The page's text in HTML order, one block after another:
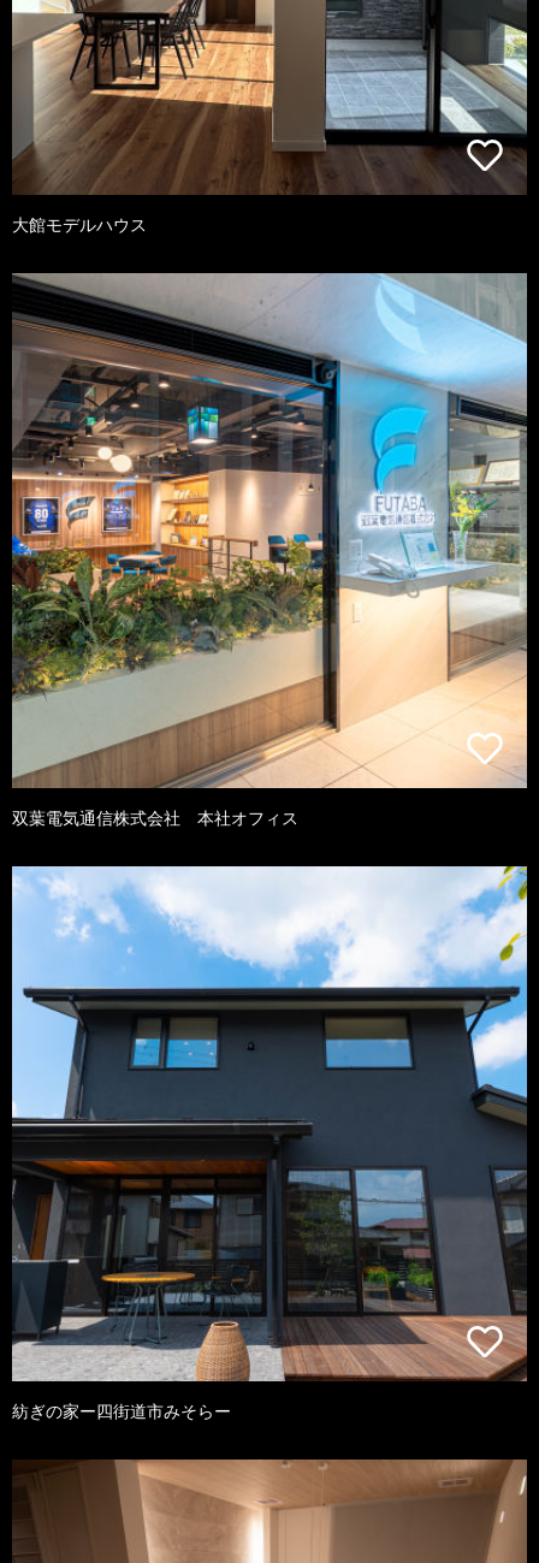
大館モデルハウス
双葉電気通信株式会社 本社オフィス
紡ぎの家ー四街道市みそらー